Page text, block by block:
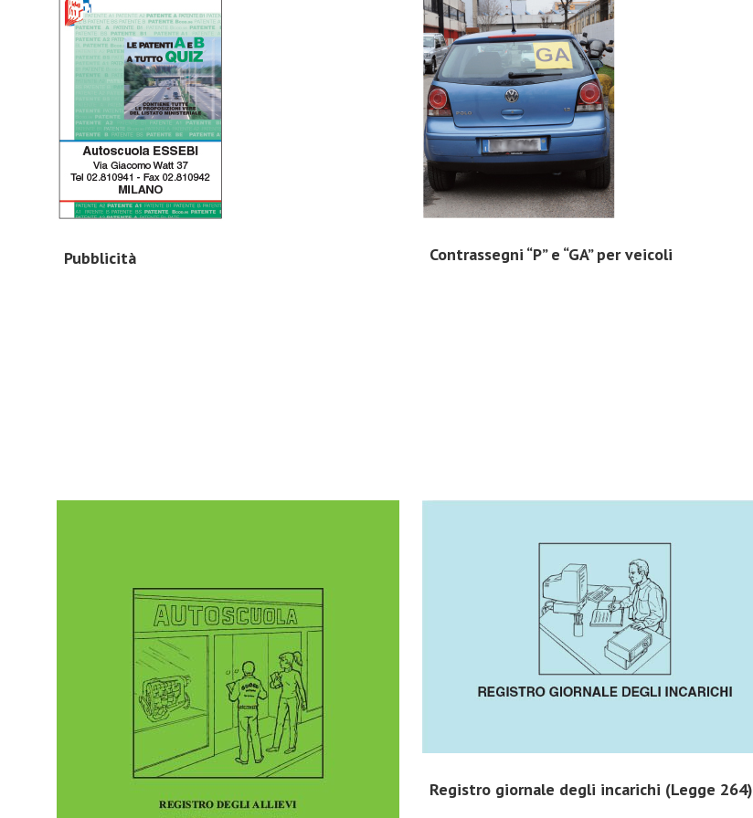
Pubblicità Contrassegni “P” e “GA” per veicoli
Registro giornale degli incarichi (Legge 264)